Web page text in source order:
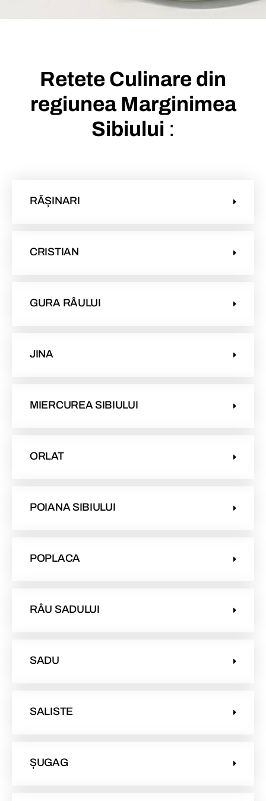
Retete Culinare din
regiunea Marginimea
Sibiului :
RĂȘINARI
CRISTIAN
GURA RÂULUI
JINA
MIERCUREA SIBIULUI
ORLAT
POIANA SIBIULUI
POPLACA
RÂU SADULUI
SADU
SALISTE
ȘUGAG